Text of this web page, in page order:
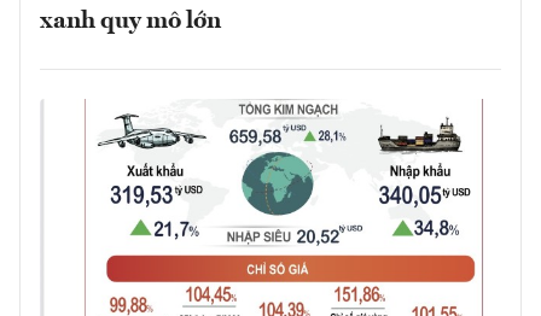
xanh quy mô lớn